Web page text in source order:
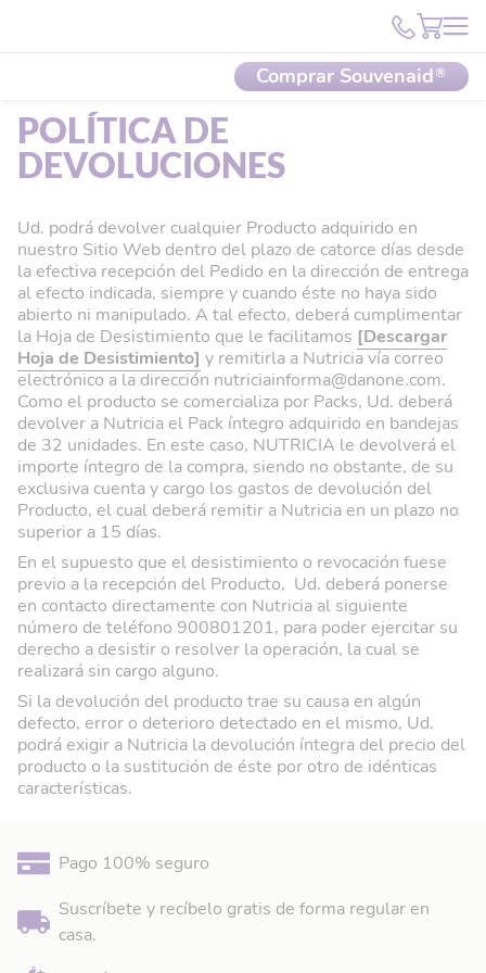
Comprar Souvenaid®
POLÍTICA DE
DEVOLUCIONES
Ud. podrá devolver cualquier Producto adquirido en
nuestro Sitio Web dentro del plazo de catorce días desde
la efectiva recepción del Pedido en la dirección de entrega
al efecto indicada, siempre y cuando éste no haya sido
abierto ni manipulado. A tal efecto, deberá cumplimentar
la Hoja de Desistimiento que le facilitamos [Descargar
Hoja de Desistimiento] y remitirla a Nutricia vía correo
electrónico a la dirección nutriciainforma@danone.com.
Como el producto se comercializa por Packs, Ud. deberá
devolver a Nutricia el Pack íntegro adquirido en bandejas
de 32 unidades. En este caso, NUTRICIA le devolverá el
importe íntegro de la compra, siendo no obstante, de su
exclusiva cuenta y cargo los gastos de devolución del
Producto, el cual deberá remitir a Nutricia en un plazo no
superior a 15 días.
En el supuesto que el desistimiento o revocación fuese
previo a la recepción del Producto, Ud. deberá ponerse
en contacto directamente con Nutricia al siguiente
número de teléfono 900801201, para poder ejercitar su
derecho a desistir o resolver la operación, la cual se
realizará sin cargo alguno.
Si la devolución del producto trae su causa en algún
defecto, error o deterioro detectado en el mismo, Ud.
podrá exigir a Nutricia la devolución íntegra del precio del
producto o la sustitución de éste por otro de idénticas
características.
Pago 100% seguro
Suscríbete y recíbelo gratis de forma regular en
casa.